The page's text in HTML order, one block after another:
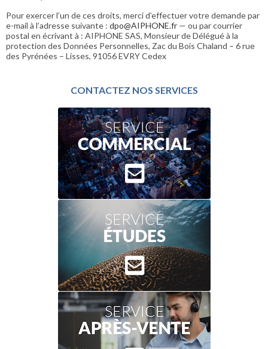
Pour exercer l’un de ces droits, merci d’effectuer votre demande par
e-mail à l’adresse suivante : dpo@AIPHONE.fr — ou par courrier
postal en écrivant à : AIPHONE SAS, Monsieur de Délégué à la
protection des Données Personnelles, Zac du Bois Chaland – 6 rue
des Pyrénées – Lisses, 91056 EVRY Cedex
CONTACTEZ NOS SERVICES